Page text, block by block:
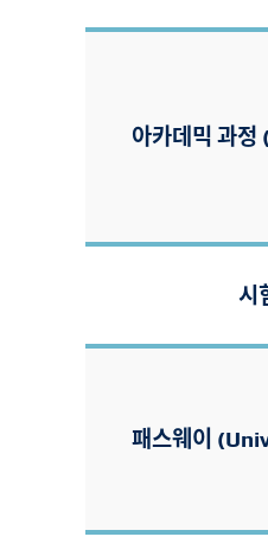
아카데믹 과
시
패스웨이